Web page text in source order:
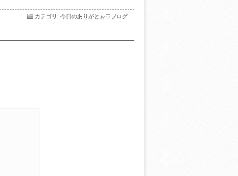
カテゴリ : 今日のありがとぉ♡ブログ